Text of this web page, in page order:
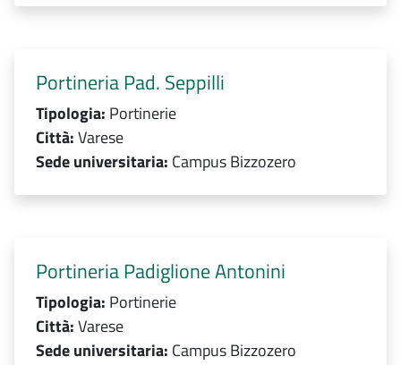
Portineria Pad. Seppilli
Tipologia: Portinerie
Città:Varese
Sede universitaria: Campus Bizzozero
Portineria Padiglione Antonini
Tipologia: Portinerie
Città:Varese
Sede universitaria: Campus Bizzozero